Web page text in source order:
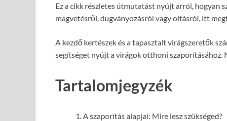
Ez a cikk részletes útmutatást nyújt arról, hogyan
magvetésről, dugványozásról vagy oltásról, itt
A kezdő kertészek és a tapasztalt virágszeretők
segítséget nyújt a virágok otthoni szaporításához.
Tartalomjegyzék
A szaporítás alapjai: Mire lesz szükséged?